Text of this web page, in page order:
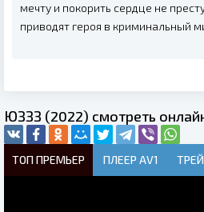
мечту и покорить сердце не
приводят героя в криминальный
ЮЗЗЗ (2022) смотреть
ТОП ПРЕМЬЕР ПЛЕЕР AV1